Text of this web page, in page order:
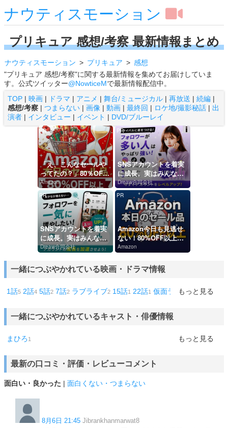
ナウティスモーション
プリキュア 感想/考察 最新情報まとめ
ナウティスモーション プリキュア
感想
"プリキュア 感想/考察"に関する最新情報を集めてお届けしていま
す。公式ツイッター@NowticeMで最新情報配信中。
TOP | 映画 | ドラマ | アニメ | 舞台/ミュージカル | 再放送 | 続編 |
感想/考察 | つまらない | 画像 | 動画 | 最終回 | ロケ地/撮影秘話 | 出
演者 | インタビュー | イベント | DVD/ブルーレイ
Ads
by
logly
PR
「え、こんなセールや
ってたの？」80％OFF
以上が続々登場！Ama
zonの本気が...
Amazon
PR
SNSアカウントを着実
に成長。実はみんなコ
コ使ってます。
Dreaw合同会社
PR
SNSアカウントを着実
に成長。実はみんなコ
コ使ってます。
Dreaw合同会社
PR
Amazon今日も見逃せ
ない！80%OFF以上が
続々登場
Amazon
一緒につぶやかれている映画・ドラマ情報
もっと見る
1話5 2話4 5話2 7話2 ラブライブ2 15話1 22話1 仮面ライダー1 カイ
一緒につぶやかれているキャスト・俳優情報
もっと見る
まひろ 1
最新の口コミ・評価・レビューコメント
面白い・良かった | 面白くない・つまらない
8月6日 21:45 Jibrankhanmarwat8